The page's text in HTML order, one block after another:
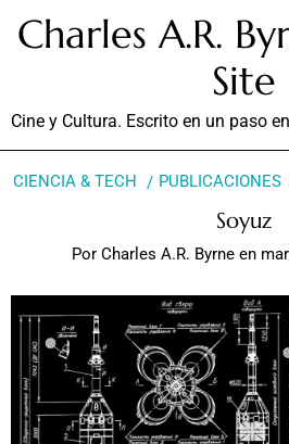
Charles A.R.
Site
Cine y Cultura. Escrito en un paso
CIENCIA & TECH PUBLICACIONES
Soyuz
Por Charles A.R. Byrne en